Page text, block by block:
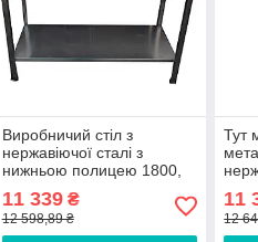
Виробничий стіл з
нержавіючої сталі з
нижньою полицею 1800,
11 339₴
12 598,89 ₴
Тут
11
12